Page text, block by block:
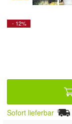
- 12%
Sofort lieferbar